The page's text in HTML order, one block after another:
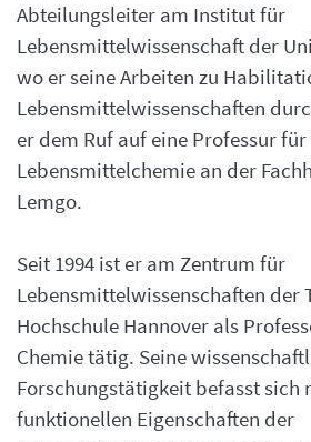
Abteilungsleiter am Institut für
Lebensmittelwissenschaft der
wo er seine Arbeiten zu
Lebensmittelwissenschaften
er dem Ruf auf eine Professur für
Lebensmittelchemie an der
Lemgo.
Seit 1994 ist er am Zentrum für
Lebensmittelwissenschaften der
Hochschule Hannover als
Chemie tätig. Seine
Forschungstätigkeit befasst sich
funktionellen Eigenschaften der